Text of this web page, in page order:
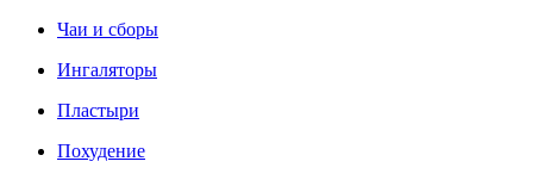
Чаи и сборы
Ингаляторы
Пластыри
Похудение